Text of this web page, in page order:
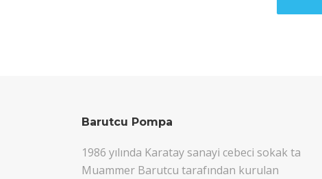
Barutcu Pompa
1986 yılında Karatay sanayi cebeci sokak ta
Muammer Barutcu tarafından kurulan